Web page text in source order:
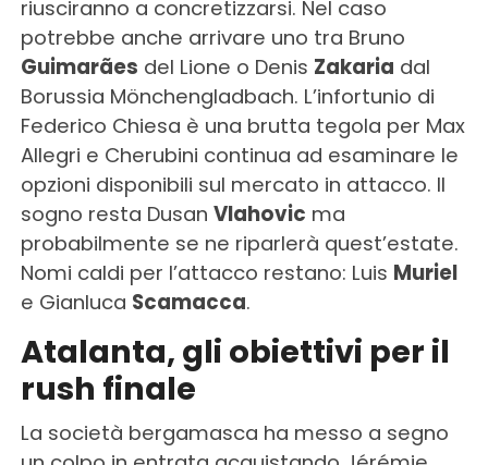
riusciranno a concretizzarsi. Nel caso
potrebbe anche arrivare uno tra Bruno
Guimarães del Lione o Denis Zakaria dal
Borussia Mönchengladbach. L’infortunio di
Federico Chiesa è una brutta tegola per Max
Allegri e Cherubini continua ad esaminare le
opzioni disponibili sul mercato in attacco. Il
sogno resta Dusan Vlahovic ma
probabilmente se ne riparlerà quest’estate.
Nomi caldi per l’attacco restano: Luis Muriel
e Gianluca Scamacca.
Atalanta, gli obiettivi per il
rush finale
La società bergamasca ha messo a segno